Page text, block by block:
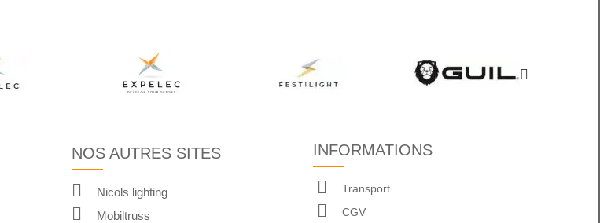
NOS AUTRES SITES
Nicols lighting
Mobiltruss
INFORMATIONS
Transport
CGV